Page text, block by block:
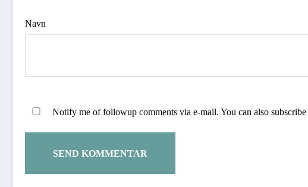
Navn
Notify me of followup comments via e-mail. You can also subscribe